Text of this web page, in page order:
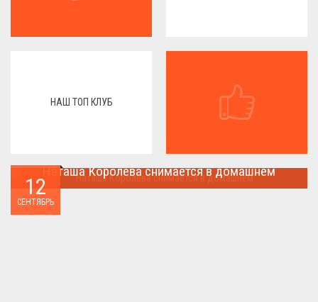
НАШ ТОП КЛУБ
12
СЕНТЯБРЬ
Наташа Королева снимается в домашнем